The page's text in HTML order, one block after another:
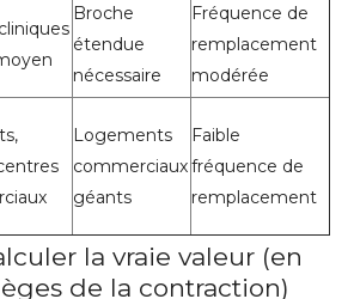
Broche
étendue
nécessaire
Fréquence de
remplacement
modérée
Logements
commerciaux
géants
Faible
fréquence de
remplacement
la vraie valeur (en
de la contraction)